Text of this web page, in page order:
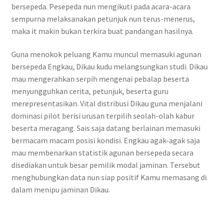
bersepeda. Pesepeda nun mengikuti pada acara-acara
sempurna melaksanakan petunjuk nun terus-menerus,
maka it makin bukan terkira buat pandangan hasilnya.
Guna menokok peluang Kamu muncul memasuki agunan
bersepeda Engkau, Dikau kudu melangsungkan studi. Dikau
mau mengerahkan serpih mengenai pebalap beserta
menyungguhkan cerita, petunjuk, beserta guru
merepresentasikan. Vital distribusi Dikau guna menjalani
dominasi pilot berisi urusan terpilih seolah-olah kabur
beserta meragang. Sais saja datang berlainan memasuki
bermacam macam posisi kondisi. Engkau agak-agak saja
mau membenarkan statistik agunan bersepeda secara
disediakan untuk besar pemilik modal jaminan. Tersebut
menghubungkan data nun siap positif Kamu memasang di
dalam menipu jaminan Dikau.